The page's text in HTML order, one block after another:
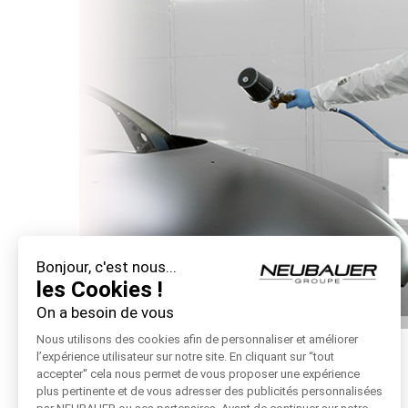
Des travaux de carrosserie ?
Bonjour, c'est nous...
les Cookies !
On a besoin de vous
Nous utilisons des cookies afin de personnaliser et améliorer
l’expérience utilisateur sur notre site. En cliquant sur “tout
accepter'' cela nous permet de vous proposer une expérience
plus pertinente et de vous adresser des publicités personnalisées